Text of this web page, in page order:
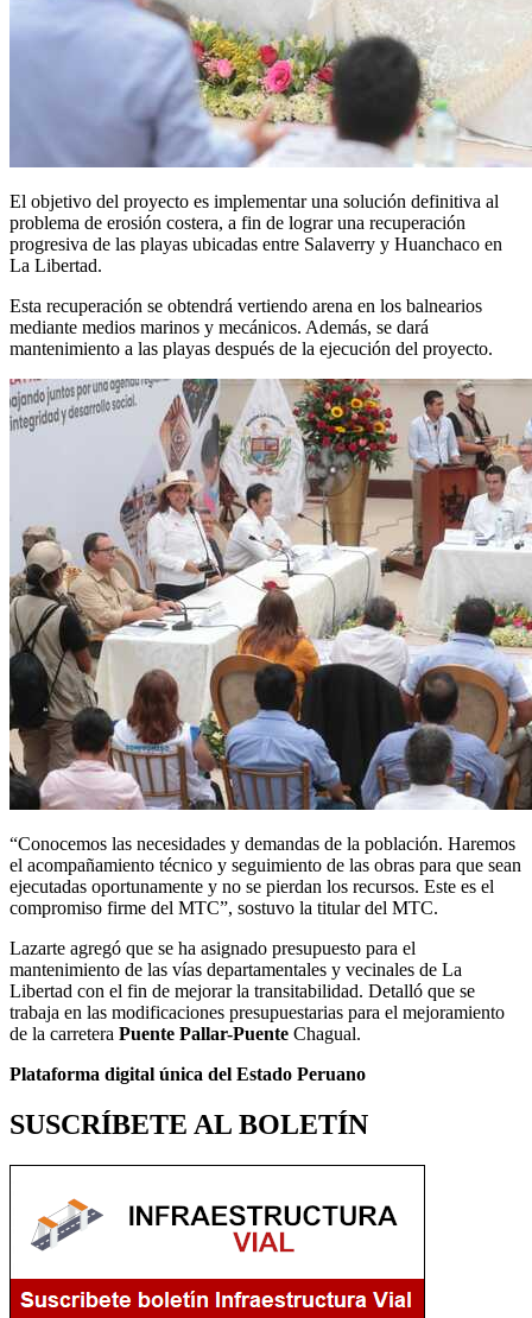
El objetivo del proyecto es implementar una solución definitiva al
problema de erosión costera, a fin de lograr una recuperación
progresiva de las playas ubicadas entre Salaverry y Huanchaco en
La Libertad.
Esta recuperación se obtendrá vertiendo arena en los balnearios
mediante medios marinos y mecánicos. Además, se dará
mantenimiento a las playas después de la ejecución del proyecto.
“Conocemos las necesidades y demandas de la población. Haremos
el acompañamiento técnico y seguimiento de las obras para que sean
ejecutadas oportunamente y no se pierdan los recursos. Este es el
compromiso firme del MTC”, sostuvo la titular del MTC.
Lazarte agregó que se ha asignado presupuesto para el
mantenimiento de las vías departamentales y vecinales de La
Libertad con el fin de mejorar la transitabilidad. Detalló que se
trabaja en las modificaciones presupuestarias para el mejoramiento
de la carretera Puente Pallar-Puente Chagual.
Plataforma digital única del Estado Peruano
SUSCRÍBETE AL BOLETÍN